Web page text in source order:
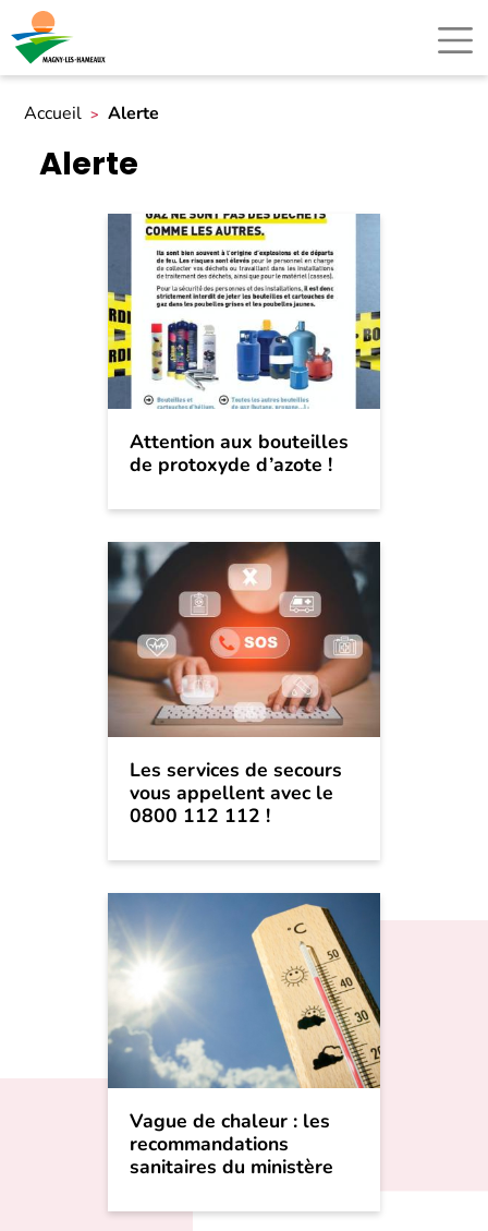
Accueil Alerte
Alerte
Attention aux bouteilles
de protoxyde d’azote !
Les services de secours
vous appellent avec le
0800 112 112 !
Vague de chaleur : les
recommandations
sanitaires du ministère